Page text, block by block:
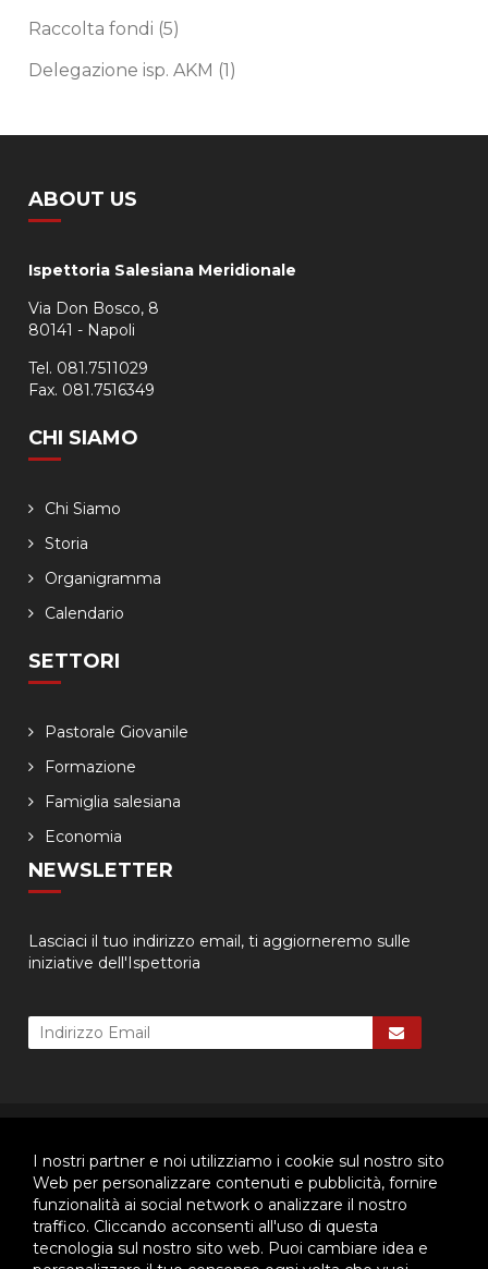
I nostri partner e noi utilizziamo i cookie sul nostro sito
Web per personalizzare contenuti e pubblicità, fornire
funzionalità ai social network o analizzare il nostro
traffico. Cliccando acconsenti all'uso di questa
tecnologia sul nostro sito web. Puoi cambiare idea e
Raccolta fondi (5)
Delegazione isp. AKM (1)
ABOUT US
Ispettoria Salesiana Meridionale
Via Don Bosco, 8
80141 - Napoli
Tel. 081.7511029
Fax. 081.7516349
CHI SIAMO
Chi Siamo
Storia
Organigramma
Calendario
SETTORI
Pastorale Giovanile
Formazione
Famiglia salesiana
Economia
NEWSLETTER
Lasciaci il tuo indirizzo email, ti aggiorneremo sulle
iniziative dell'Ispettoria
Questo plugin utilizza cookie per raccogliere dati e cookie di
terze parti per migliorare l'esperienza utente. Per visualizzare il